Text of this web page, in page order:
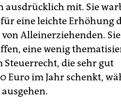
ausdrücklich mit. Sie
eine leichte Erhöhung
Alleinerziehenden. Sie
eine wenig
Steuerrecht, die sehr gut
Euro im Jahr schenkt,